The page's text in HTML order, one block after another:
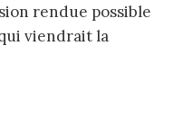
rendue possible
viendrait la